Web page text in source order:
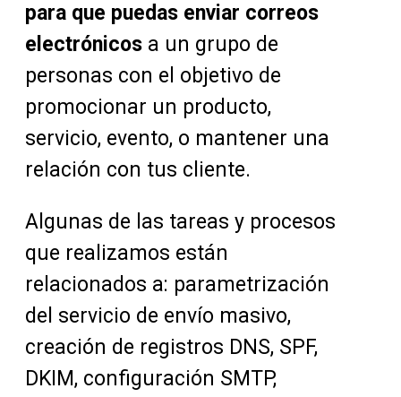
para que puedas enviar correos
electrónicos a un grupo de
personas con el objetivo de
promocionar un producto,
servicio, evento, o mantener una
relación con tus cliente.
Algunas de las tareas y procesos
que realizamos están
relacionados a: parametrización
del servicio de envío masivo,
creación de registros DNS, SPF,
DKIM, configuración SMTP,